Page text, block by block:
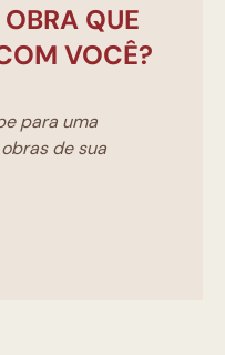
QUE
VOCÊ?
para uma
de sua